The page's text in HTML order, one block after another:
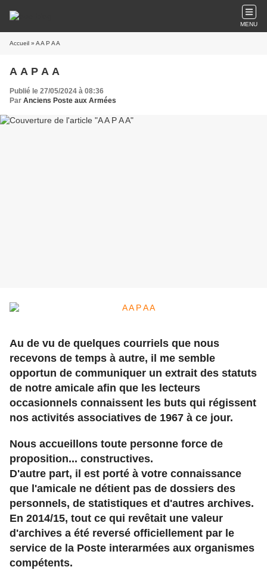
MENU
Accueil » A A P A A
A A P A A
Publié le 27/05/2024 à 08:36
Par Anciens Poste aux Armées
Au de vu de quelques courriels que nous
recevons de temps à autre, il me semble
opportun de communiquer un extrait des statuts
de notre amicale afin que les lecteurs
occasionnels connaissent les buts qui régissent
nos activités associatives de 1967 à ce jour.
Nous accueillons toute personne force de
proposition... constructives.
D'autre part, il est porté à votre connaissance
que l'amicale ne détient pas de dossiers des
personnels, de statistiques et d'autres archives.
En 2014/15, tout ce qui revêtait une valeur
d'archives a été reversé officiellement par le
service de la Poste interarmées aux organismes
compétents.